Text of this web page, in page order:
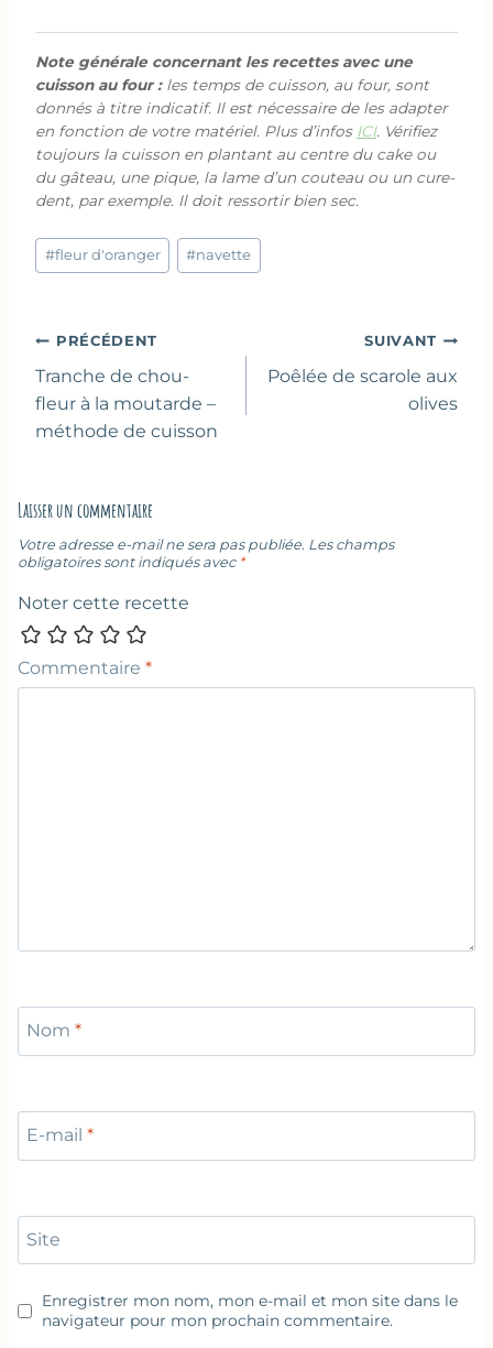
Note générale concernant les recettes avec une
cuisson au four :les temps de cuisson, au four, sont
donnés à titre indicatif. Il est nécessaire de les adapter
en fonction de votre matériel. Plus d’infos ICI. Vérifiez
toujours la cuisson en plantant au centre du cake ou
du gâteau, une pique, la lame d’un couteau ou un cure-
dent, par exemple. Il doit ressortir bien sec.
Étiquettes
de
#fleur d'oranger #navette
Navigation
de
l’article
PRÉCÉDENT
Tranche de chou-
fleur à la moutarde –
méthode de cuisson
SUIVANT
Poêlée de scarole aux
olives
Laisser un commentaire
Votre adresse e-mail ne sera pas publiée. Les champs
obligatoires sont indiqués avec *
Noter cette recette
Commentaire *
Nom *
E-mail *
Site
Enregistrer mon nom, mon e-mail et mon site dans le
navigateur pour mon prochain commentaire.